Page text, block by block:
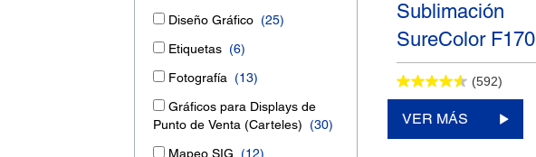
Diseño Gráfico (25)
Etiquetas (6)
Fotografía (13)
Gráficos para Displays de
Punto de Venta (Carteles) (30)
Mapeo SIG (12)
Sublimación
SureColor F170
(592)
VER MÁS